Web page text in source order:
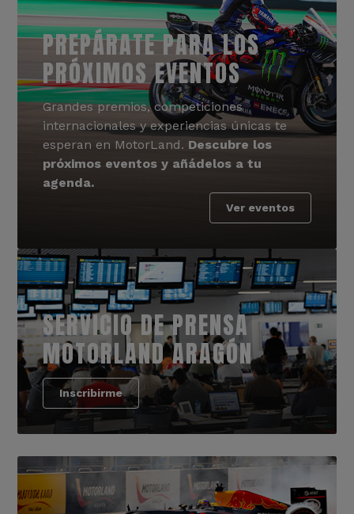
PREPÁRATE PARA LOS
PRÓXIMOS EVENTOS
Grandes premios, competiciones
internacionales y experiencias únicas te
esperan en MotorLand. Descubre los
próximos eventos y añádelos a tu
agenda.
Ver eventos
SERVICIO DE PRENSA
MOTORLAND ARAGÓN
Inscribirme